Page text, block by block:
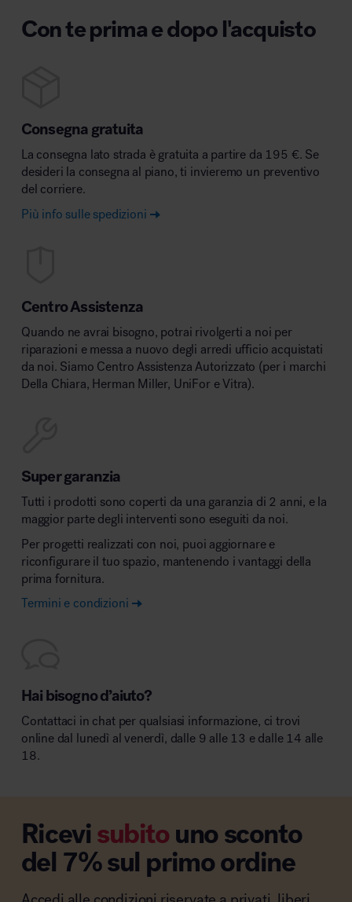
Con te prima e dopo l'acquisto
Consegna gratuita
La consegna lato strada è gratuita a partire da 195 €. Se
desideri la consegna al piano, ti invieremo un preventivo
del corriere.
Più info sulle spedizioni
Centro Assistenza
Quando ne avrai bisogno, potrai rivolgerti a noi per
riparazioni e messa a nuovo degli arredi ufficio acquistati
da noi. Siamo Centro Assistenza Autorizzato (per i marchi
Della Chiara, Herman Miller, UniFor e Vitra).
Super garanzia
Tutti i prodotti sono coperti da una garanzia di 2 anni, e la
maggior parte degli interventi sono eseguiti da noi.
Per progetti realizzati con noi, puoi aggiornare e
riconfigurare il tuo spazio, mantenendo i vantaggi della
prima fornitura.
Termini e condizioni
Hai bisogno d’aiuto?
Contattaci in chat per qualsiasi informazione, ci trovi
online dal lunedì al venerdì, dalle 9 alle 13 e dalle 14 alle
18.
Ricevisubitouno sconto
del 7% sul primo ordine